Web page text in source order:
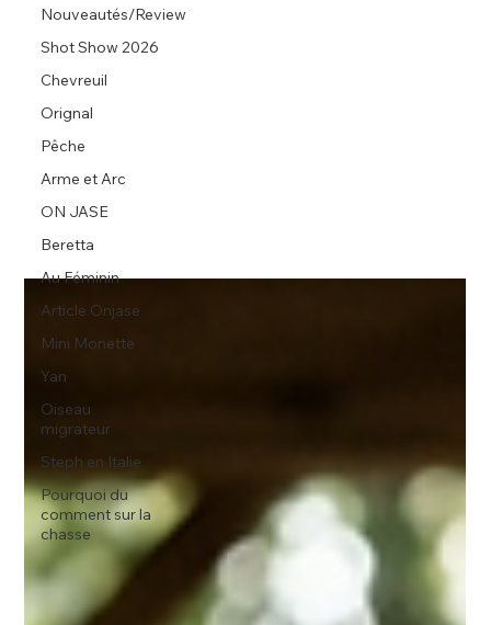
Nouveautés/Review
Shot Show 2026
Chevreuil
Orignal
Pêche
Arme et Arc
ON JASE
Beretta
Au Féminin
Article Onjase
Mini Monette
Yan
Oiseau
migrateur
Steph en Italie
Pourquoi du
comment sur la
chasse